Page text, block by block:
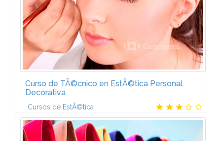
Curso de TÃ©cnico en EstÃ©tica Personal
Decorativa
Cursos de EstÃ©tica
Contenido temÃ¡tico-A lo largo del Curso de
Esteticista a distancia vas a estudiar las tÃ©cnicas